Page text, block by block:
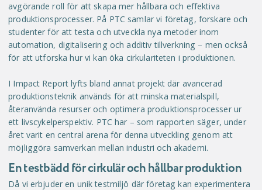
avgörande roll för att skapa mer hållbara och effektiva
produktionsprocesser. På PTC samlar vi företag, forskare och
studenter för att testa och utveckla nya metoder inom
automation, digitalisering och additiv tillverkning – men också
för att utforska hur vi kan öka cirkulariteten i produktionen.
I Impact Report lyfts bland annat projekt där avancerad
produktionsteknik används för att minska materialspill,
återanvända resurser och optimera produktionsprocesser ur
ett livscykelperspektiv. PTC har – som rapporten säger, under
året varit en central arena för denna utveckling genom att
möjliggöra samverkan mellan industri och akademi.
En testbädd för cirkulär och hållbar produktion
Då vi erbjuder en unik testmiljö där företag kan experimentera